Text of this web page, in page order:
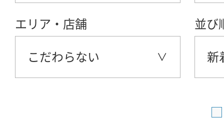
エリア・店舗
こだわらない
並び
新